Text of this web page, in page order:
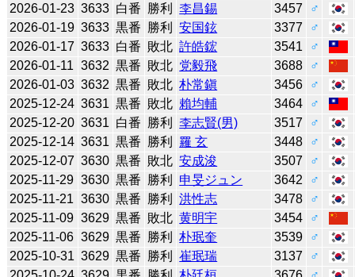
2026-01-23 3633 白番 勝利 李昌錫 3457
♂
2026-01-19 3633 黒番 勝利 安国鉉 3377
♂
2026-01-17 3633 白番 敗北 許皓鋐 3541
♂
2026-01-11 3632 黒番 敗北 党毅飛 3688
♂
2026-01-03 3632 黒番 敗北 朴常鎭 3456
♂
2025-12-24 3631 黒番 敗北 賴均輔 3464
♂
2025-12-20 3631 白番 勝利 李志賢(男) 3517
♂
2025-12-14 3631 黒番 勝利 羅 玄 3448
♂
2025-12-07 3630 黒番 敗北 安成浚 3507
♂
2025-11-29 3630 黒番 勝利 申旻ジュン 3642
♂
2025-11-21 3630 黒番 勝利 洪性志 3478
♂
2025-11-09 3629 黒番 敗北 黄明宇 3454
♂
2025-11-06 3629 黒番 勝利 朴珉奎 3539
♂
2025-10-31 3629 黒番 勝利 崔珉瑞 3137
♂